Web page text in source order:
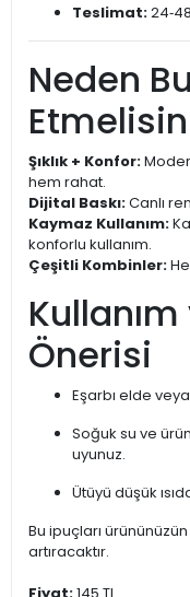
Teslimat:
Neden
Şıklık + Konfor:
hem rahat.
Dijital Baskı:Canlı
Kaymaz Kullanım:
konforlu kullanım.
Çeşitli Kombinler:
Kullanım
Önerisi
Eşarbı elde
Soğuk su ve
uyunuz.
Ütüyü düşük
Bu ipuçları
artıracaktır.